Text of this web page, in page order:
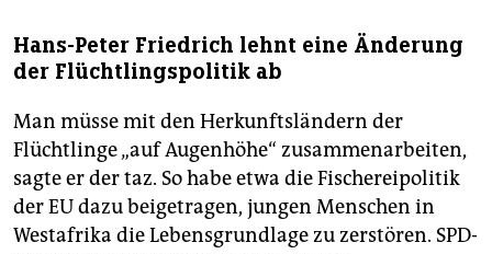
Hans-Peter Friedrich lehnt eine Änderung
der Flüchtlingspolitik ab
Man müsse mit den Herkunftsländern der
Flüchtlinge „auf Augenhöhe“ zusammenarbeiten,
sagte er der taz. So habe etwa die Fischereipolitik
der EU dazu beigetragen, jungen Menschen in
Westafrika die Lebensgrundlage zu zerstören. SPD-